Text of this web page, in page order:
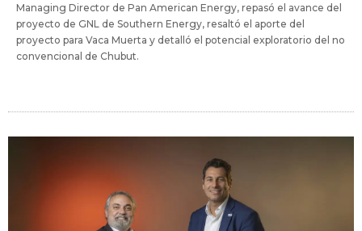
Managing Director de Pan American Energy, repasó el avance del
proyecto de GNL de Southern Energy, resaltó el aporte del
proyecto para Vaca Muerta y detalló el potencial exploratorio del no
convencional de Chubut.